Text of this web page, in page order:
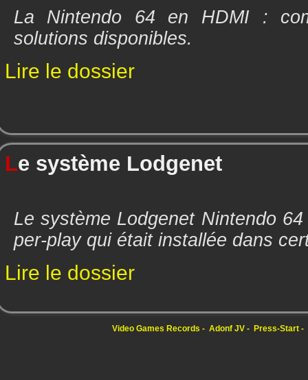
La Nintendo 64 en HDMI :
solutions disponibles.
Lire le dossier
Le système Lodgenet
Le système Lodgenet Nintendo
per-play qui était installée dans
Lire le dossier
Video Games Records Adonf JV Press-Start